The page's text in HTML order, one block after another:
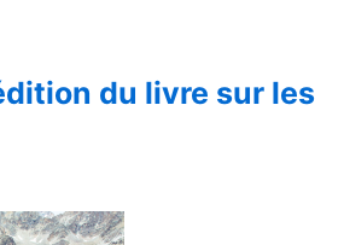
du livre sur les